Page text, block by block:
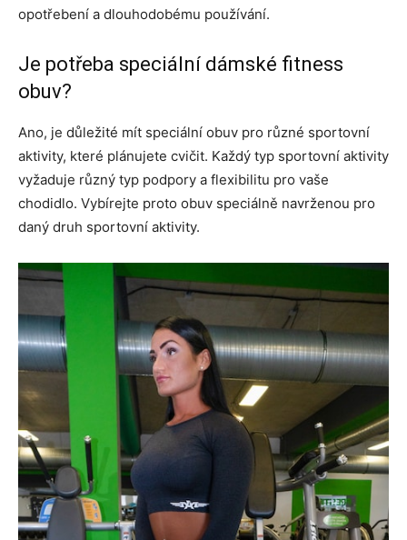
opotřebení a dlouhodobému používání.
Je potřeba speciální dámské fitness
obuv?
Ano, je důležité mít speciální obuv pro různé sportovní
aktivity, které plánujete cvičit. Každý typ sportovní aktivity
vyžaduje různý typ podpory a flexibilitu pro vaše
chodidlo. Vybírejte proto obuv speciálně navrženou pro
daný druh sportovní aktivity.